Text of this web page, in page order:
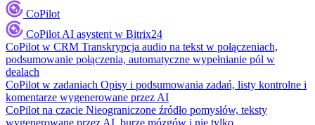
CoPilot
CoPilot AI asystent w Bitrix24
CoPilot w CRM Transkrypcja audio na tekst w połączeniach,
podsumowanie połączenia, automatyczne wypełnianie pól w
dealach
CoPilot w zadaniach Opisy i podsumowania zadań, listy kontrolne i
komentarze wygenerowane przez AI
CoPilot na czacie Nieograniczone źródło pomysłów, teksty
wygenerowane przez AI, burze mózgów i nie tylko